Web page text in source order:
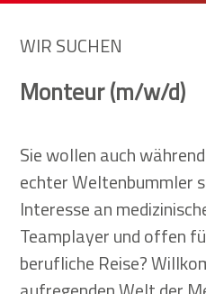
WIR SUCHEN
Monteur(m/w/d)
Sie wollen auch
echter Weltenbummler
Interesse an
Teamplayer und offen
berufliche Reise?